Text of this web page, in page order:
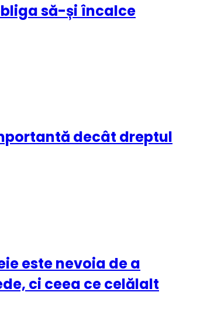
să-și încalce
decât dreptul
este nevoia de a
ci ceea ce celălalt